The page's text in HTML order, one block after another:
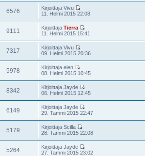
6576
Kirjoittaja Vivu
11. Helmi 2015 22:08
9111 KirjoittajaTierra
11. Helmi 2015 15:41
7317
Kirjoittaja Vivu
09. Helmi 2015 20:36
5978
Kirjoittaja elen
08. Helmi 2015 10:45
8342
Kirjoittaja Jayde
06. Helmi 2015 12:45
6149
Kirjoittaja Jayde
29. Tammi 2015 22:47
5179
Kirjoittaja Scilla
28. Tammi 2015 22:08
5264
Kirjoittaja Jayde
27. Tammi 2015 23:02